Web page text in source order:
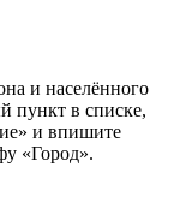
и населённого
пункт в списке,
и впишите
«Город».